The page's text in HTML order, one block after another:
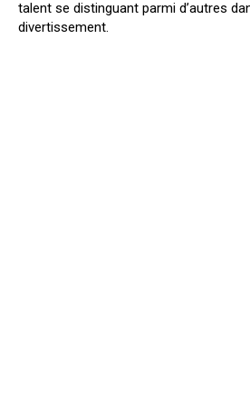
talent se distinguant parmi d’autres
divertissement.